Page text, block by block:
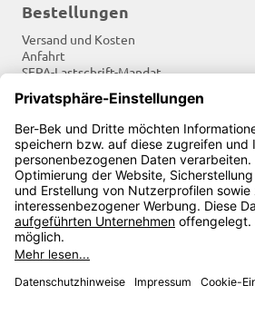
Bestellungen
Versand und Kosten
Anfahrt
SEPA-Lastschrift-Mandat
Newsletter
Soziale Netzwerke
Zahlungsarten